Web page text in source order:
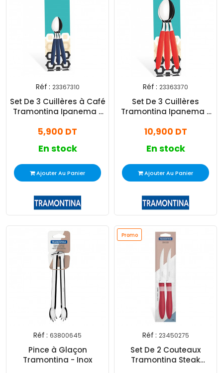
Réf : 23367310
Set De 3 Cuillères à Café
Tramontina Ipanema -
5,900 DT
En stock
Ajouter Au Panier
Réf : 23363370
Set De 3 Cuillères
Tramontina Ipanema -
10,900 DT
En stock
Ajouter Au Panier
Réf : 63800645
Pince à Glaçon
Tramontina - Inox
Promo
Réf : 23450275
Set De 2 Couteaux
Tramontina Steak